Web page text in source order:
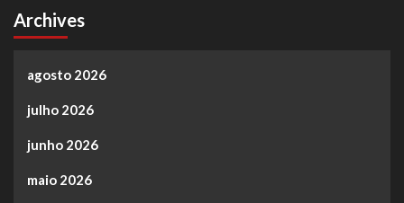
Archives
agosto 2026
julho 2026
junho 2026
maio 2026